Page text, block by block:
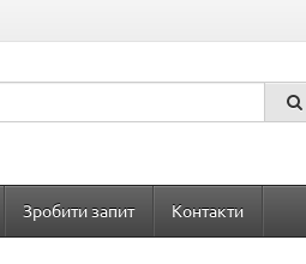
Зробити запит Контакти